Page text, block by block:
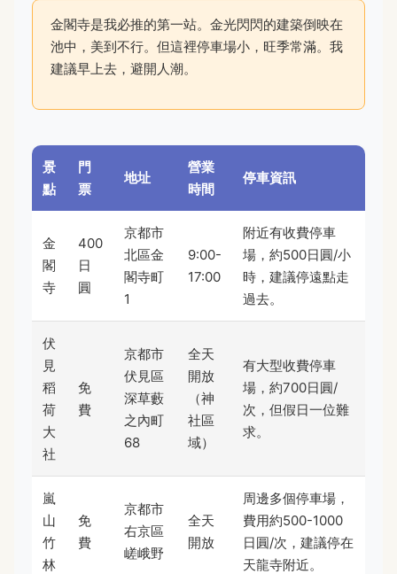
金閣寺是我必推的第一站。金光閃閃的建築倒映在
池中，美到不行。但這裡停車場小，旺季常滿。我
建議早上去，避開人潮。
景
點
門
票
地址
營業
時間
停車資訊
金
閣
寺
400
日
圓
京都市
北區金
閣寺町
1
9:00-
17:00
附近有收費停車
場，約500日圓/小
時，建議停遠點走
過去。
伏
見
稻
荷
大
社
免
費
京都市
伏見區
深草藪
之內町
68
全天
開放
（神
社區
域）
有大型收費停車
場，約700日圓/
次，但假日一位難
求。
嵐
山
竹
林
免
費
京都市
右京區
嵯峨野
全天
開放
周邊多個停車場，
費用約500-1000
日圓/次，建議停在
天龍寺附近。